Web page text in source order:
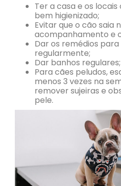
Ter a casa e os
bem higienizado;
Evitar que o cão saia
acompanhamento e
Dar os remédios
regularmente;
Dar banhos regulares;
Para cães peludos,
menos 3 vezes na
remover sujeiras e
pele.